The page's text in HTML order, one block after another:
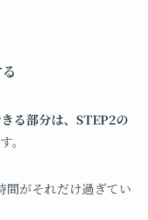
る部分は、STEP2の
。
間がそれだけ過ぎてい